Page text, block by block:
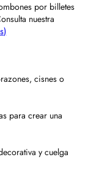
por billetes
nuestra
cisnes o
para crear una
y cuelga